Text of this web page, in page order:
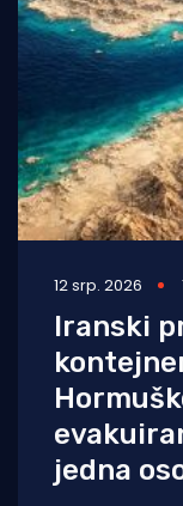
12 srp. 2026
Iranski
jedna